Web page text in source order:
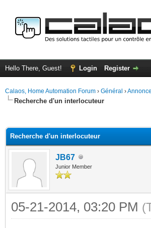
Hello There, Guest! Login Register
Calaos, Home Automation Forum › Général ›
Recherche d'un interlocuteur
Recherche d'un interlocuteur
JB67
Junior Member
05-21-2014, 03:20 PM